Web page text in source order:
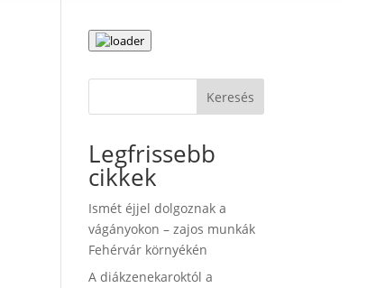
Keresés
Legfrissebb
cikkek
Ismét éjjel dolgoznak a
vágányokon – zajos munkák
Fehérvár környékén
A diákzenekaroktól a